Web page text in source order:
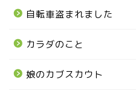
自転車盗まれました
カラダのこと
娘のカブスカウト